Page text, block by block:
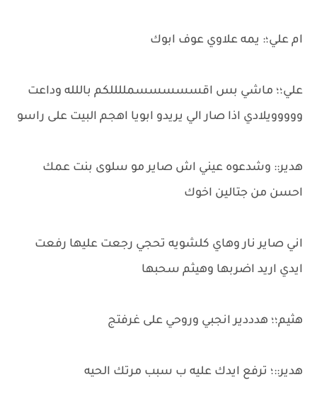
ام علي؛: يمه علاوي عوف ابوك
علي؛؛ ماشي بس اقسسسسسمللللكم باللله وداعت
ووووويلادي اذا صار الي يريدو ابويا اهجم البيت على راسو
هدير:: وشدعوه عيني اش صاير مو سلوى بنت عمك
احسن من جتالين اخوك
اني صاير نار وهاي كلشويه تحجي رجعت عليها رفعت
ايدي اريد اضربها وهيثم سحبها
هثيم؛؛ هدددير انجبي وروحي على غرفتج
هدير::؛ ترفع ايدك عليه ب سبب مرتك الحيه